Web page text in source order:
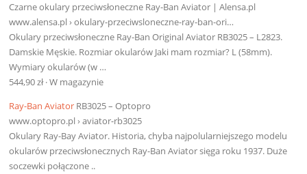
Czarne okulary przeciwsłoneczne Ray-Ban Aviator | Alensa.pl
www.alensa.pl › okulary-przeciwsloneczne-ray-ban-ori…
Okulary przeciwsłoneczne Ray-Ban Original Aviator RB3025 – L2823.
Damskie Męskie. Rozmiar okularów Jaki mam rozmiar? L (58mm).
Wymiary okularów (w …
544,90 zł · ‎W magazynie
Ray-Ban Aviator RB3025 – Optopro
www.optopro.pl › aviator-rb3025
Okulary Ray-Bay Aviator. Historia, chyba najpolularniejszego modelu
okularów przeciwsłonecznych Ray-Ban Aviator sięga roku 1937. Duże
soczewki połączone ..